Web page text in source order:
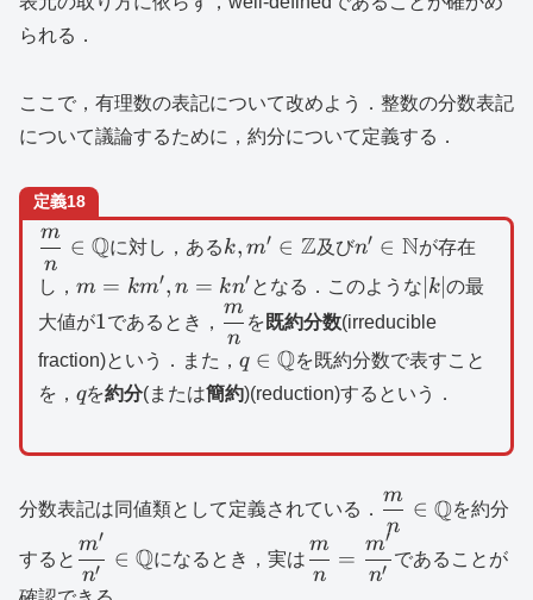
られる．
ここで，有理数の表記について改めよう．整数の分数表記
について議論するために，約分について定義する．
定義18
\dfrac{m}
{n}\in
\mathbb{Q}
n
m
∈ Qに対し，ある k,m^{\prime}\in
\mathbb{Z}
k, m′ ∈ Z及びn^{\prime}\in
n′ ∈ Nが存在
し， m=km^{\prime},n=kn^{\prime}
m = km′, n = kn′ となる．このような|k|
∣k∣の最
大値が1
1であるとき， \dfrac{m}
{n}
n
m
を 既約分数(irreducible
fraction)という．また， q\in
\mathbb{Q}
q ∈ Qを既約分数で表すこと
を， q
qを約分(または簡約)(reduction)するという．
分数表記は同値類として定義されている． \dfrac{m}
{n}\in
\mathbb{Q}
n
m
∈ Qを約分
すると
\dfrac{m^{\prime}}
{n^{\prime}}\in
n′
m′
∈ Qになるとき，実は
\dfrac{m}
n
m
=
n′
m′
であることが